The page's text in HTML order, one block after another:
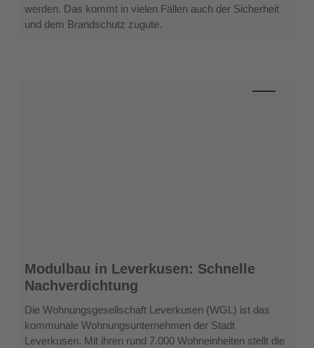
werden. Das kommt in vielen Fällen auch der Sicherheit
und dem Brandschutz zugute.
Modulbau
in
Leverkusen:
Schnelle
Nachverdichtung
Modulbau in Leverkusen: Schnelle
Nachverdichtung
Die Wohnungsgesellschaft Leverkusen (WGL) ist das
kommunale Wohnungsunternehmen der Stadt
Leverkusen. Mit ihren rund 7.000 Wohneinheiten stellt die